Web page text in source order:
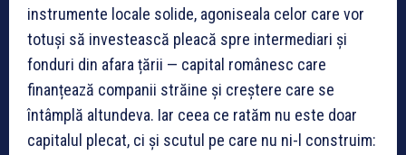
instrumente locale solide, agoniseala celor care vor
totuși să investească pleacă spre intermediari și
fonduri din afara țării — capital românesc care
finanțează companii străine și creștere care se
întâmplă altundeva. Iar ceea ce ratăm nu este doar
capitalul plecat, ci și scutul pe care nu ni-l construim: